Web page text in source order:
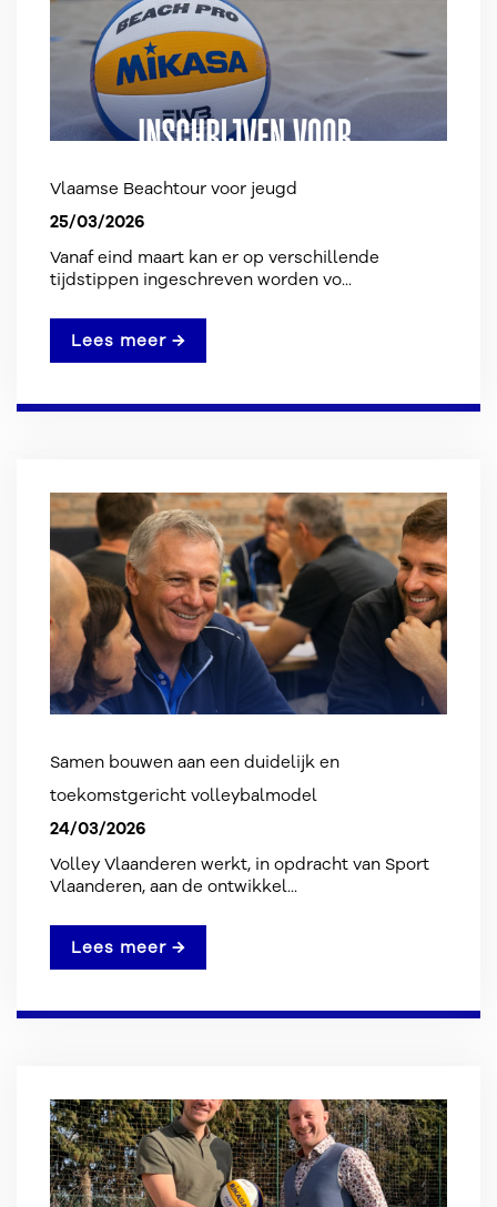
Vlaamse Beachtour voor jeugd
25/03/2026
Vanaf eind maart kan er op verschillende
tijdstippen ingeschreven worden vo...
Lees meer →
Samen bouwen aan een duidelijk en
toekomstgericht volleybalmodel
24/03/2026
Volley Vlaanderen werkt, in opdracht van Sport
Vlaanderen, aan de ontwikkel...
Lees meer →